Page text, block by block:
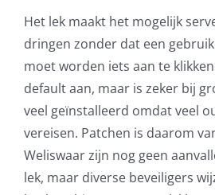
Remote Help
WordPress SLA Contract
Contact
Het lek maakt het mogelijk
dringen zonder dat een
moet worden iets aan te
default aan, maar is zeker bij
veel geïnstalleerd omdat veel
vereisen. Patchen is daarom
Weliswaar zijn nog geen
lek, maar diverse beveiligers